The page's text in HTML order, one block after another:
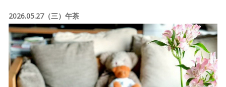
2026.05.27（三）午茶